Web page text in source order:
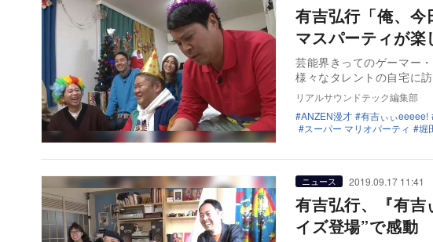
有吉弘行「俺、
マスパーティが楽
芸能界きってのゲーマー
様々なタレントの自宅に
リアルサウンドテック編集部
ANZEN漫才
有吉ぃぃeeeee!
スーパー マリオパーティ
堀
ニュース 2019.09.17 11:41
有吉弘行、『有
イズ登場”で感動